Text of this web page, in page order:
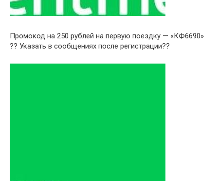
Промокод на 250 рублей на первую поездку — «КФ6690»
?? Указать в сообщениях после регистрации??